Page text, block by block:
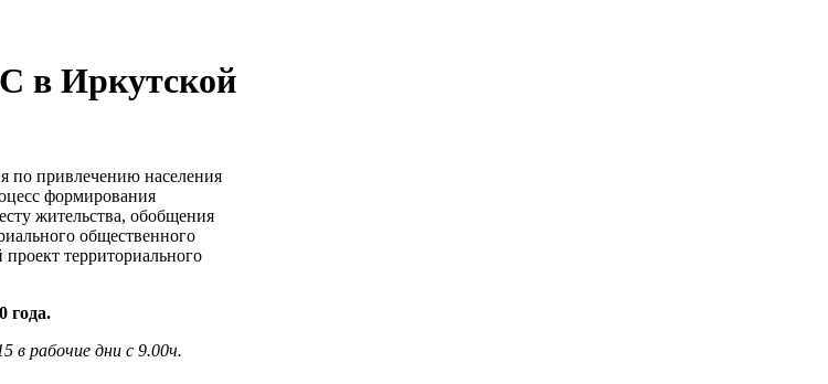
в Иркутской
по привлечению населения
формирования
жительства, обобщения
общественного
территориального
года.
в рабочие дни с 9.00ч.